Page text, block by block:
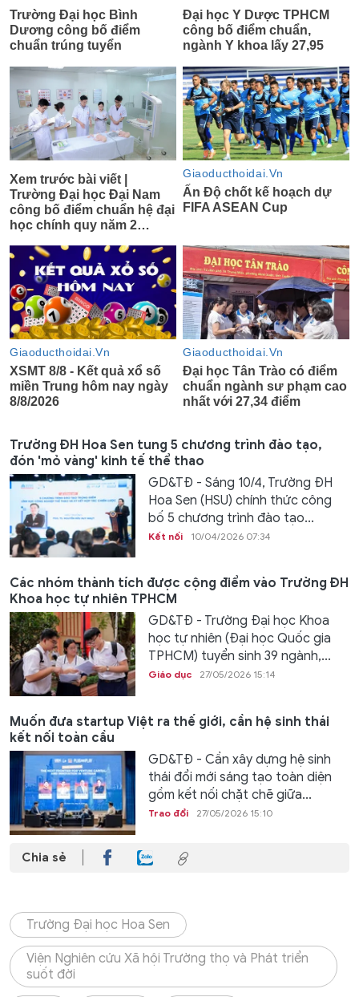
Trường ĐH Hoa Sen tung 5 chương trình đào tạo,
đón 'mỏ vàng' kinh tế thể thao
GD&TĐ - Sáng 10/4, Trường ĐH
Hoa Sen (HSU) chính thức công
bố 5 chương trình đào tạo...
Kết nối 10/04/2026 07:34
Các nhóm thành tích được cộng điểm vào Trường ĐH
Khoa học tự nhiên TPHCM
GD&TĐ - Trường Đại học Khoa
học tự nhiên (Đại học Quốc gia
TPHCM) tuyển sinh 39 ngành,...
Giáo dục 27/05/2026 15:14
Muốn đưa startup Việt ra thế giới, cần hệ sinh thái
kết nối toàn cầu
GD&TĐ - Cần xây dựng hệ sinh
thái đổi mới sáng tạo toàn diện
gồm kết nối chặt chẽ giữa...
Trao đổi 27/05/2026 15:10
Chia sẻ
Trường Đại học Hoa Sen
Viện Nghiên cứu Xã hội Trường thọ và Phát triển
suốt đời